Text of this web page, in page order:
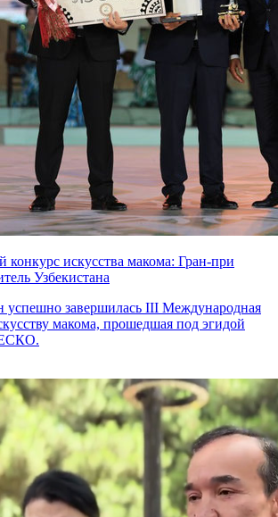
искусства макома: Гран-при
Узбекистана
успешно завершилась III Международная
макома, прошедшая под эгидой